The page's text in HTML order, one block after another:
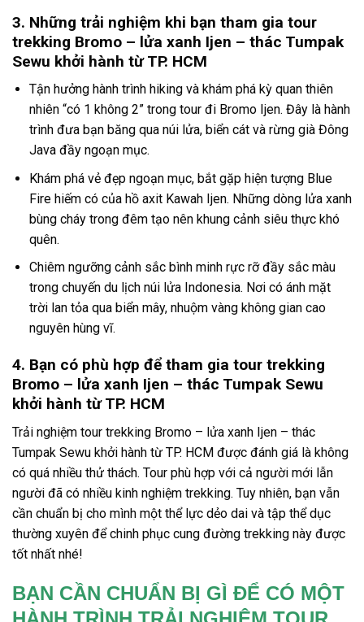
3. Những trải nghiệm khi bạn tham gia tour
trekking Bromo – lửa xanh Ijen – thác Tumpak
Sewu khởi hành từ TP. HCM
Tận hưởng hành trình hiking và khám phá kỳ quan thiên
nhiên “có 1 không 2” trong tour đi Bromo Ijen. Đây là hành
trình đưa bạn băng qua núi lửa, biển cát và rừng già Đông
Java đầy ngoạn mục.
Khám phá vẻ đẹp ngoạn mục, bắt gặp hiện tượng Blue
Fire hiếm có của hồ axit Kawah Ijen. Những dòng lửa xanh
bùng cháy trong đêm tạo nên khung cảnh siêu thực khó
quên.
Chiêm ngưỡng cảnh sắc bình minh rực rỡ đầy sắc màu
trong chuyến du lịch núi lửa Indonesia. Nơi có ánh mặt
trời lan tỏa qua biển mây, nhuộm vàng không gian cao
nguyên hùng vĩ.
4. Bạn có phù hợp để tham gia tour trekking
Bromo – lửa xanh Ijen – thác Tumpak Sewu
khởi hành từ TP. HCM
Trải nghiệm tour trekking Bromo – lửa xanh Ijen – thác
Tumpak Sewu khởi hành từ TP. HCM được đánh giá là không
có quá nhiều thử thách. Tour phù hợp với cả người mới lẫn
người đã có nhiều kinh nghiệm trekking. Tuy nhiên, bạn vẫn
cần chuẩn bị cho mình một thể lực dẻo dai và tập thể dục
thường xuyên để chinh phục cung đường trekking này được
tốt nhất nhé!
BẠN CẦN CHUẨN BỊ GÌ ĐỂ CÓ MỘT